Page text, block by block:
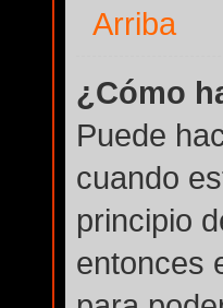
Arriba
¿Cómo
Puede
cuando
principio
entonces